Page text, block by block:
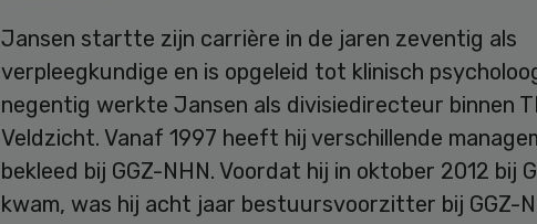
Jansen startte zijn carrière in de jaren zeventig als
verpleegkundige en is opgeleid tot klinisch
negentig werkte Jansen als divisiedirecteur binnen
Veldzicht. Vanaf 1997 heeft hij verschillende
bekleed bij GGZ-NHN. Voordat hij in oktober 2012 bij
kwam, was hij acht jaar bestuursvoorzitter bij GGZ-